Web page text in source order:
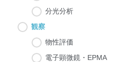
分光分析
観察
物性評価
電子顕微鏡・EPMA